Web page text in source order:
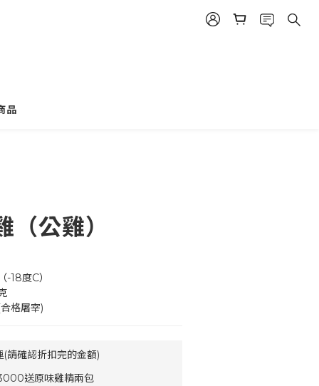
品
公雞）
18度C）
格屠宰)
確認折扣完的金額)
送原味雞精兩包